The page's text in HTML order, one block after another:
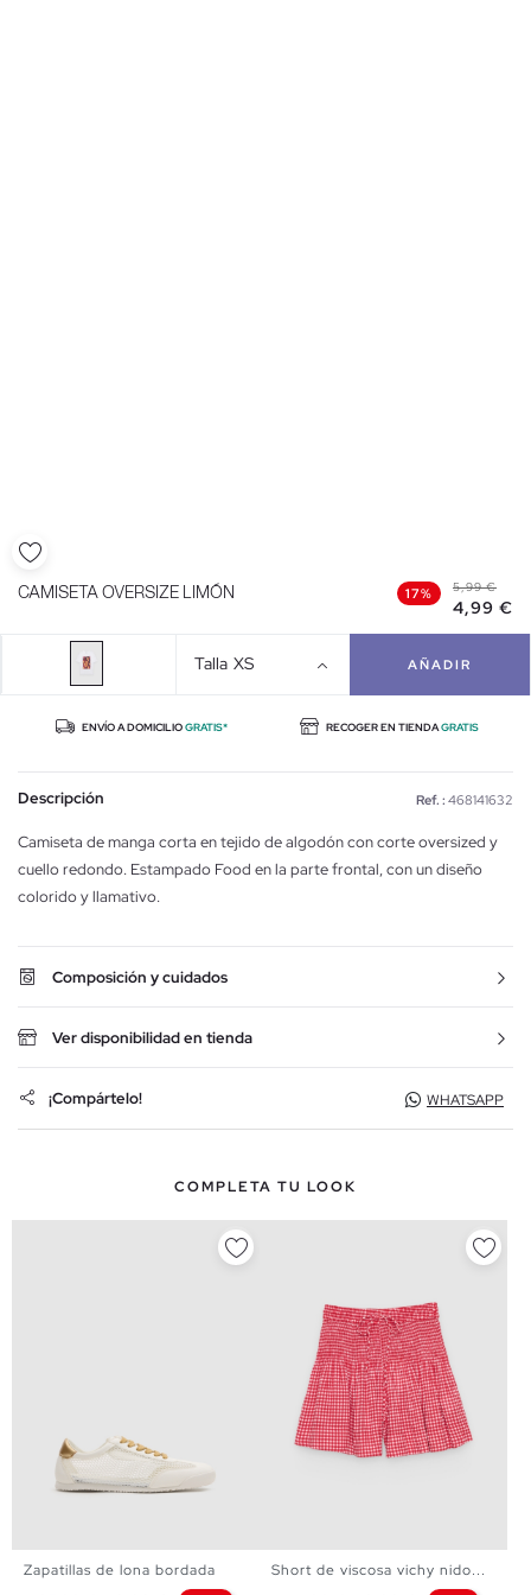
CAMISETA OVERSIZE LIMÓN 17% 5,99 €
4,99 €
Talla XS AÑADIR
ENVÍO A DOMICILIOGRATIS* RECOGER EN TIENDAGRATIS
Descripción Ref. : 468141632
Camiseta de manga corta en tejido de algodón con corte oversized y
cuello redondo. Estampado Food en la parte frontal, con un diseño
colorido y llamativo.
Composición y cuidados
Ver disponibilidad en tienda
¡Compártelo! WHATSAPP
COMPLETA TU LOOK
Zapatillas de lona bordada Short de viscosa vichy nido...